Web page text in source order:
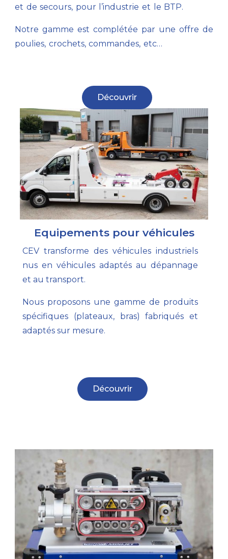
et de secours, pour l’industrie et le BTP.
Notre gamme est complétée par une offre de
poulies, crochets, commandes, etc…
Découvrir
Equipements pour véhicules
CEV transforme des véhicules industriels
nus en véhicules adaptés au dépannage
et au transport.
Nous proposons une gamme de produits
spécifiques (plateaux, bras) fabriqués et
adaptés sur mesure.
Découvrir